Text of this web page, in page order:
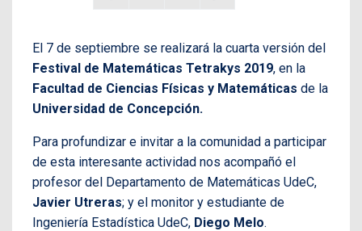
El 7 de septiembre se realizará la cuarta versión del
Festival de Matemáticas Tetrakys 2019, en la
Facultad de Ciencias Físicas y Matemáticas de la
Universidad de Concepción.
Para profundizar e invitar a la comunidad a participar
de esta interesante actividad nos acompañó el
profesor del Departamento de Matemáticas UdeC,
Javier Utreras; y el monitor y estudiante de
Ingeniería Estadística UdeC, Diego Melo.